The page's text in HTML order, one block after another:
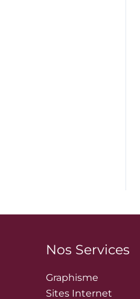
Nos Services
Graphisme
Sites Internet